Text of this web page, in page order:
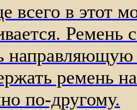
всего в этот
Ремень
ремень
по-другому.